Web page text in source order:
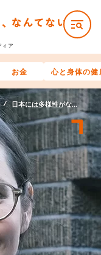
ィア
お金 心と身体の健
日本には多様性がない、なんてない。